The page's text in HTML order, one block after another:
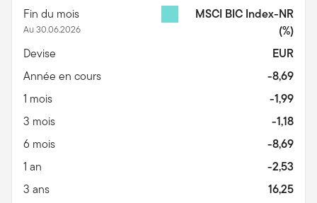
Fin du mois
Au 30.06.2026
MSCI BIC Index-NR
(%)
Devise
EUR
Année en cours
-8,69
1 mois
-1,99
3 mois
-1,18
6 mois
-8,69
1 an
-2,53
3 ans
16,25